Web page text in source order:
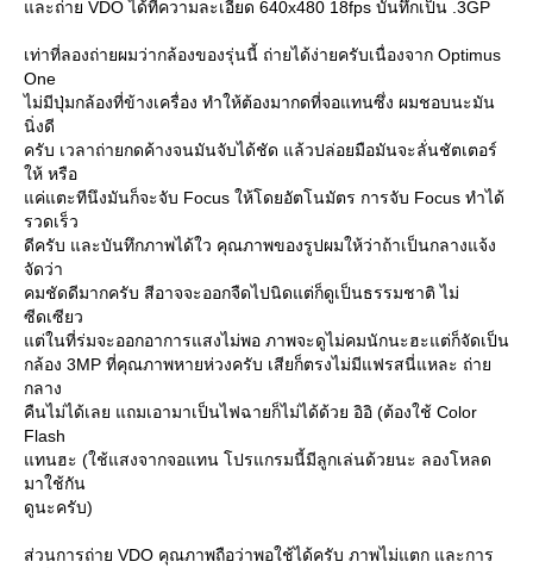
ละถ่าย VDO ได้ที่ความละเอียด 640x480 18fps บันทึกเป็น .3GP
เท่าที่ลองถ่ายผมว่ากล้องของรุ่นนี้ ถ่ายได้ง่ายครับเนื่องจาก Optimus
One
ไม่มีปุ่มกล้องที่ข้างเครื่อง ทำให้ต้องมากดที่จอแทนซึ่ง ผมชอบนะมัน
นิ่งดี
ครับ เวลาถ่ายกดค้างจนมันจับได้ชัด แล้วปล่อยมือมันจะลั่นชัตเตอร์
ห้ หรือ
ค่แตะทีนึงมันก็จะจับ Focus ให้โดยอัตโนมัตร การจับ Focus ทำได้
รวดเร็ว
ดีครับ และบันทึกภาพได้ใว คุณภาพของรูปผมให้ว่าถ้าเป็นกลางแจ้ง
จัดว่า
คมชัดดีมากครับ สีอาจจะออกจืดไปนิดแต่ก็ดูเป็นธรรมชาติ ไม่
ซีดเซียว
ต่ในที่ร่มจะออกอาการแสงไม่พอ ภาพจะดูไม่คมนักนะฮะแต่ก็จัดเป็น
กล้อง 3MP ที่คุณภาพหายห่วงครับ เสียก็ตรงไม่มีแฟรสนี่แหละ ถ่า
กลาง
คืนไม่ได้เลย แถมเอามาเป็นไฟฉายก็ไม่ได้ด้วย อิอิ (ต้องใช้ Color
Flash
ทนฮะ (ใช้แสงจากจอแทน โปรแกรมนี้มีลูกเล่นด้วยนะ ลองโหลด
มาใช้กัน
ดูนะครับ)
ส่วนการถ่าย VDO คุณภาพถือว่าพอใช้ได้ครับ ภาพไม่แตก และการ